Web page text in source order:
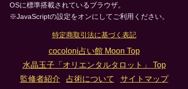
OSに標準搭載されているブラウザ。
※JavaScriptの設定をオンにしてご利用ください。
特定商取引法に基づく表記
cocoloni占い館 Moon Top
水晶玉子「オリエンタルタロット」
Top
監修者紹介
占術について サイトマップ